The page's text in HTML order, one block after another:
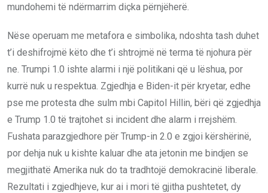
mundohemi të ndërmarrim diçka përnjëherë.
Nëse operuam me metafora e simbolika, ndoshta tash duhet
t’i deshifrojmë këto dhe t’i shtrojmë në terma të njohura për
ne. Trumpi 1.0 ishte alarmi i një politikani që u lëshua, por
kurrë nuk u respektua. Zgjedhja e Biden-it për kryetar, edhe
pse me protesta dhe sulm mbi Capitol Hillin, bëri që zgjedhja
e Trump 1.0 të trajtohet si incident dhe alarm i rrejshëm.
Fushata parazgjedhore për Trump-in 2.0 e zgjoi kërshërinë,
por dehja nuk u kishte kaluar dhe ata jetonin me bindjen se
megjithatë Amerika nuk do ta tradhtojë demokracinë liberale.
Rezultati i zgjedhjeve, kur ai i mori të gjitha pushtetet, dy